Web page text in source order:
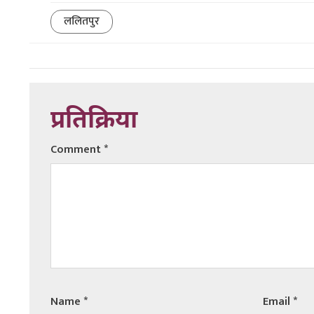
ललितपुर
प्रतिक्रिया
Comment*
Name* Email*